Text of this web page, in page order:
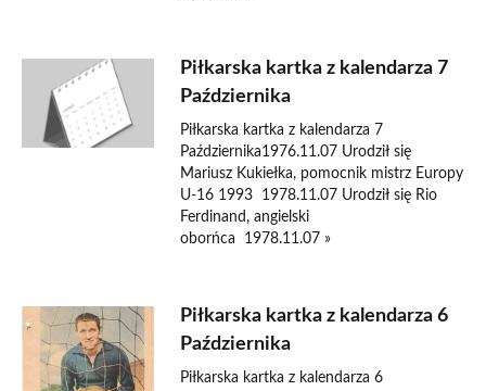
Piłkarska kartka z kalendarza 7
Października
Piłkarska kartka z kalendarza 7
Października1976.11.07 Urodził się
Mariusz Kukiełka, pomocnik mistrz Europy
U-16 1993 1978.11.07 Urodził się Rio
Ferdinand, angielski
oborńca 1978.11.07 »
Piłkarska kartka z kalendarza 6
Października
Piłkarska kartka z kalendarza 6